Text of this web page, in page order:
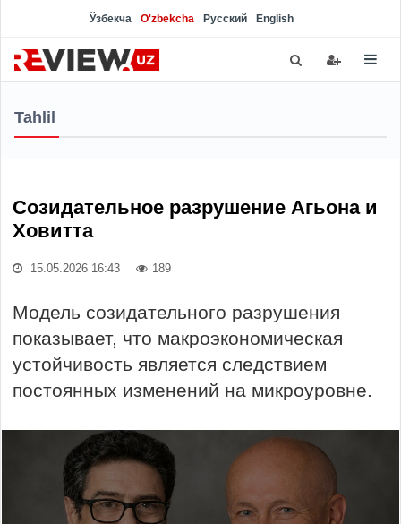
Ўзбекча O'zbekcha Русский English
Tahlil
Созидательное разрушение Агьона и
Ховитта
15.05.2026 16:43 189
Модель созидательного разрушения
показывает, что макроэкономическая
устойчивость является следствием
постоянных изменений на микроуровне.